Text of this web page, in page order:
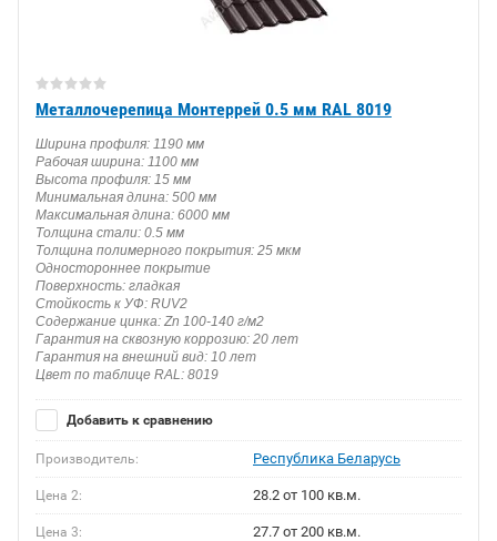
Металлочерепица Монтеррей 0.5 мм RAL 8019
Ширина профиля: 1190 мм
Рабочая ширина: 1100 мм
Высота профиля: 15 мм
Минимальная длина: 500 мм
Максимальная длина: 6000 мм
Толщина стали: 0.5 мм
Толщина полимерного покрытия: 25 мкм
Одностороннее покрытие
Поверхность: гладкая
Стойкость к УФ: RUV2
Содержание цинка: Zn 100-140 г/м2
Гарантия на сквозную коррозию: 20 лет
Гарантия на внешний вид: 10 лет
Цвет по таблице RAL: 8019
Добавить к сравнению
Производитель: Республика Беларусь
Цена 2: 28.2 от 100 кв.м.
Цена 3: 27.7 от 200 кв.м.